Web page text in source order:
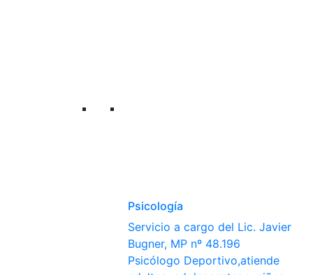
Psicología
Servicio a cargo del Lic. Javier
Bugner, MP nº 48.196
Psicólogo Deportivo,atiende